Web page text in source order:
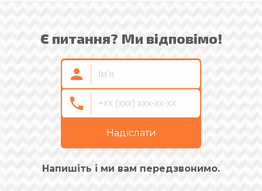
Є питання? Ми відповімо!
Надіслати
Напишіть і ми вам передзвонимо.